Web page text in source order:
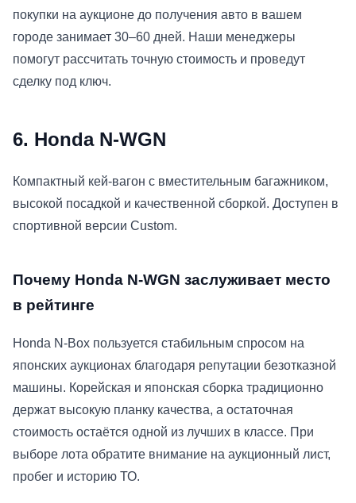
покупки на аукционе до получения авто в вашем
городе занимает 30–60 дней. Наши менеджеры
помогут рассчитать точную стоимость и проведут
сделку под ключ.
6. Honda N-WGN
Компактный кей-вагон с вместительным багажником,
высокой посадкой и качественной сборкой. Доступен в
спортивной версии Custom.
Почему Honda N-WGN заслуживает место
в рейтинге
Honda N-Box пользуется стабильным спросом на
японских аукционах благодаря репутации безотказной
машины. Корейская и японская сборка традиционно
держат высокую планку качества, а остаточная
стоимость остаётся одной из лучших в классе. При
выборе лота обратите внимание на аукционный лист,
пробег и историю ТО.